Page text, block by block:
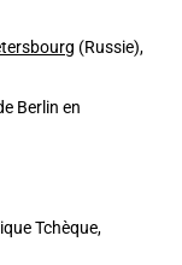
(Russie),
Berlin en
Tchèque,